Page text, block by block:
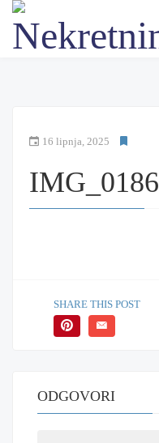
16 lipnja, 2025
IMG_0186
SHARE THIS POST
ODGOVORI